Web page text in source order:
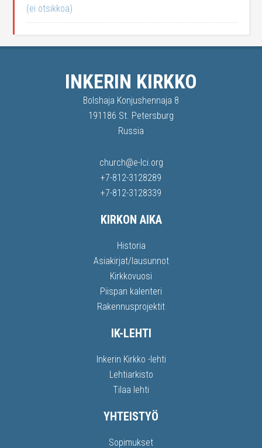
(ei otsikkoa)
INKERIN KIRKKO
Bolshaja Konjushennaja 8
191186 St. Petersburg
Russia
church@e-lci.org
+7-812-3128289
+7-812-3128339
KIRKON AIKA
Historia
Asiakirjat/lausunnot
Kirkkovuosi
Piispan kalenteri
Rakennusprojektit
IK-LEHTI
Inkerin Kirkko -lehti
Lehtiarkisto
Tilaa lehti
YHTEISTYÖ
Sopimukset